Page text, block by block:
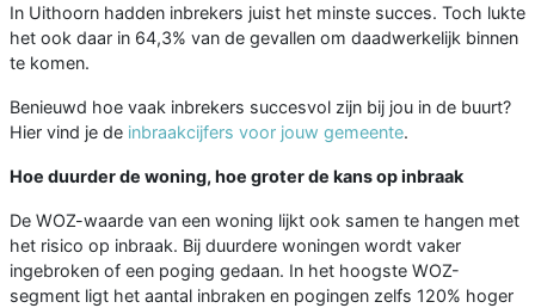
In Uithoorn hadden inbrekers juist het minste succes. Toch lukte
het ook daar in 64,3% van de gevallen om daadwerkelijk binnen
te komen.
Benieuwd hoe vaak inbrekers succesvol zijn bij jou in de buurt?
Hier vind je de inbraakcijfers voor jouw gemeente.
Hoe duurder de woning, hoe groter de kans op inbraak
De WOZ-waarde van een woning lijkt ook samen te hangen met
het risico op inbraak. Bij duurdere woningen wordt vaker
ingebroken of een poging gedaan. In het hoogste WOZ-
segment ligt het aantal inbraken en pogingen zelfs 120% hoger